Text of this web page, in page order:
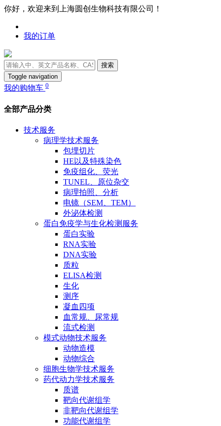
你好，欢迎来到上海圆创生物科技有限公司！
我的订单
搜索
Toggle navigation
我的购物车 0
全部产品分类
技术服务
病理学技术服务
包埋切片
HE以及特殊染色
免疫组化、荧光
TUNEL、原位杂交
病理拍照、分析
电镜（SEM、TEM）
外泌体检测
蛋白免疫学与生化检测服务
蛋白实验
RNA实验
DNA实验
质粒
ELISA检测
生化
测序
凝血四项
血常规、尿常规
流式检测
模式动物技术服务
动物造模
动物综合
细胞生物学技术服务
药代动力学技术服务
质谱
靶向代谢组学
非靶向代谢组学
功能代谢组学